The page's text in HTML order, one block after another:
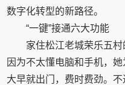
数字化转型的新路径。
“一键”接通六大功能
家住松江老城荣乐五村
因为不太懂电脑和手机，
大早就出门，费时费劲。